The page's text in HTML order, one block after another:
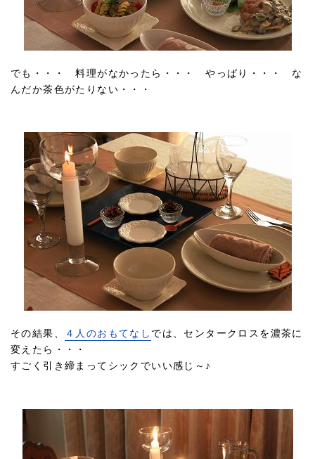
でも・・・ 料理がなかったら・・・ やっぱり・・・ な
んだか茶色がたりない・・・
その結果、 ４人のおもてなし では、センタークロスを濃茶に
変えたら・・・
すごく引き締まってシックでいい感じ～♪